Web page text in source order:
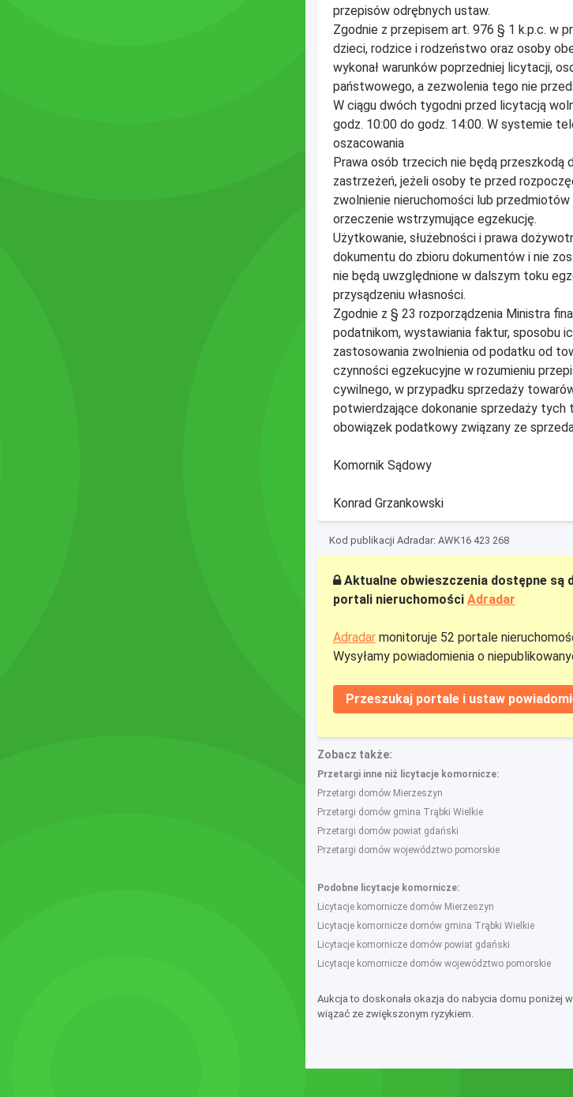
przepisów odrębnych ustaw.
Zgodnie z przepisem art. 976 § 1 k.p.c. w
dzieci, rodzice i rodzeństwo oraz osoby
wykonał warunków poprzedniej licytacji,
państwowego, a zezwolenia tego nie
W ciągu dwóch tygodni przed licytacją
godz. 10:00 do godz. 14:00. W systemie
oszacowania
Prawa osób trzecich nie będą przeszkodą
zastrzeżeń, jeżeli osoby te przed
zwolnienie nieruchomości lub
orzeczenie wstrzymujące egzekucję.
Użytkowanie, służebności i prawa
dokumentu do zbioru dokumentów i nie
nie będą uwzględnione w dalszym toku
przysądzeniu własności.
Zgodnie z § 23 rozporządzenia Ministra
podatnikom, wystawiania faktur, sposobu
zastosowania zwolnienia od podatku od
czynności egzekucyjne w rozumieniu
cywilnego, w przypadku sprzedaży
potwierdzające dokonanie sprzedaży tych
obowiązek podatkowy związany ze
Komornik Sądowy
Konrad Grzankowski
Kod publikacji Adradar: AWK16 423 268
Aktualne obwieszczenia dostępne są
portali nieruchomości Adradar
Adradar monitoruje 52 portale
Wysyłamy powiadomienia o
Przeszukaj portale i ustaw
Zobacz także:
Przetargi inne niż licytacje komornicze:
Przetargi domów Mierzeszyn
Przetargi domów gmina Trąbki Wielkie
Przetargi domów powiat gdański
Przetargi domów województwo pomorskie
Podobne licytacje komornicze:
Licytacje komornicze domów Mierzeszyn
Licytacje komornicze domów gmina Trąbki Wielkie
Licytacje komornicze domów powiat gdański
Licytacje komornicze domów województwo pomorskie
Aukcja to doskonała okazja do nabycia domu poniżej
wiązać ze zwiększonym ryzykiem.